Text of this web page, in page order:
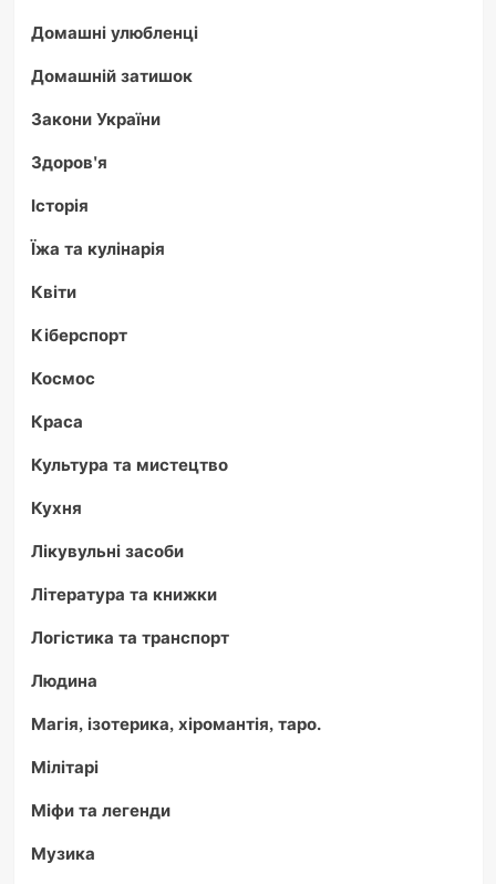
Домашні улюбленці
Домашній затишок
Закони України
Здоров'я
Історія
Їжа та кулінарія
Квіти
Кіберспорт
Космос
Краса
Культура та мистецтво
Кухня
Лікувульні засоби
Література та книжки
Логістика та транспорт
Людина
Магія, ізотерика, хіромантія, таро.
Мілітарі
Міфи та легенди
Музика